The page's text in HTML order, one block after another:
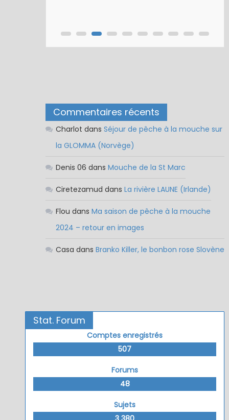
Commentaires récents
Charlot dans Séjour de pêche à la mouche sur
la GLOMMA (Norvège)
Denis 06 dans Mouche de la St Marc
Ciretezamud dans La rivière LAUNE (Irlande)
Flou dans Ma saison de pêche à la mouche
2024 – retour en images
Casa dans Branko Killer, le bonbon rose Slovène
Stat. Forum
Comptes enregistrés
507
Forums
48
Sujets